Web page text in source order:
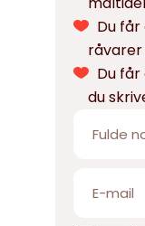
Du
råvarer
Du får
du